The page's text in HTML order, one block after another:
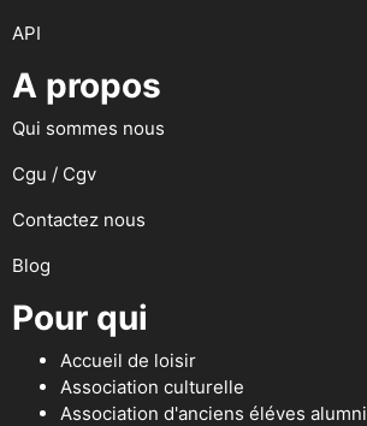
API
A propos
Qui sommes nous
Cgu / Cgv
Contactez nous
Blog
Pour qui
Accueil de loisir
Association culturelle
Association d'anciens éléves alumni